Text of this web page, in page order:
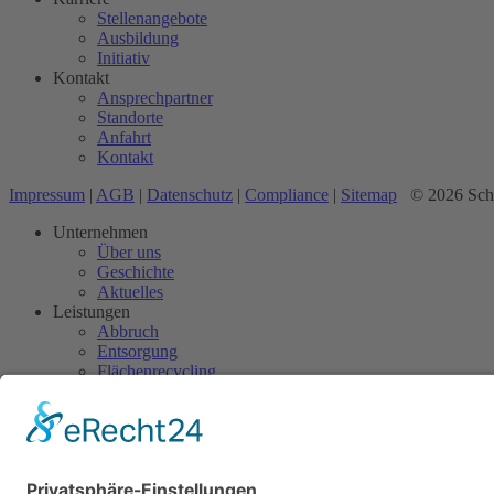
Stellenangebote
Ausbildung
Initiativ
Kontakt
Ansprechpartner
Standorte
Anfahrt
Kontakt
Impressum | AGB | Datenschutz | Compliance | Sitemap © 2026
Unternehmen
Über uns
Geschichte
Aktuelles
Leistungen
Abbruch
Entsorgung
Flächenrecycling
Service
Zertifikate
Partner